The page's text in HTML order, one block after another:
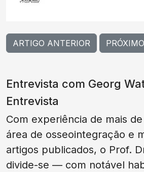
ARTIGO ANTERIOR
Entrevista com Georg
Entrevista
Com experiência de mais
área de osseointegração e
artigos publicados, o Prof.
divide-se — com notável